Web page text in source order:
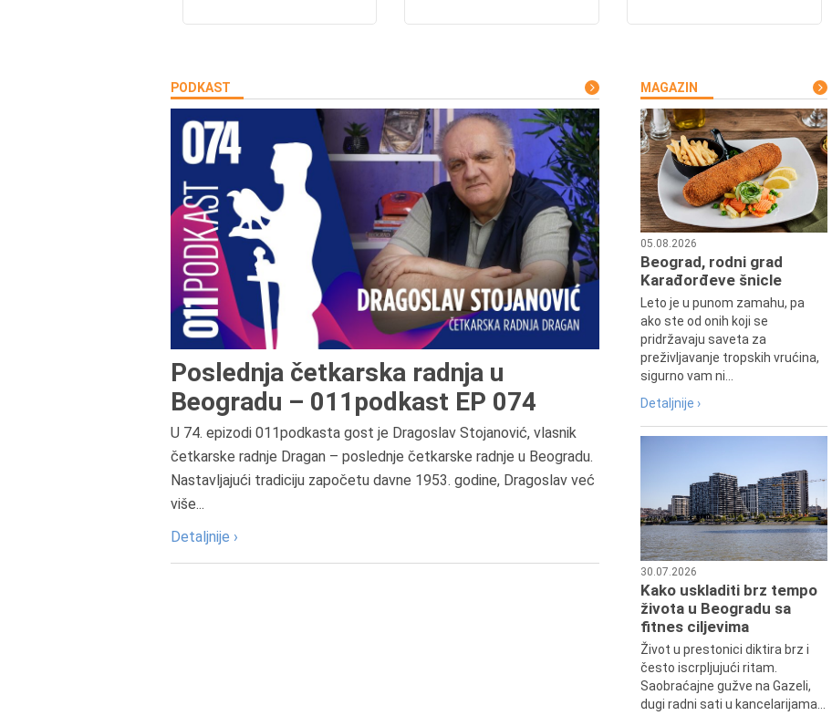
PODKAST
Poslednja četkarska radnja u
Beogradu – 011podkast EP 074
U 74. epizodi 011podkasta gost je Dragoslav Stojanović, vlasnik
četkarske radnje Dragan – poslednje četkarske radnje u Beogradu.
Nastavljajući tradiciju započetu davne 1953. godine, Dragoslav već
više...
Detaljnije ›
MAGAZIN
05.08.2026
Beograd, rodni grad
Karađorđeve šnicle
Leto je u punom zamahu, pa
ako ste od onih koji se
pridržavaju saveta za
preživljavanje tropskih vrućina,
sigurno vam ni...
Detaljnije ›
30.07.2026
Kako uskladiti brz tempo
života u Beogradu sa
fitnes ciljevima
Život u prestonici diktira brz i
često iscrpljujući ritam.
Saobraćajne gužve na Gazeli,
dugi radni sati u kancelarijama...
Dositej Obradović je došao u Srbiju i
u Beograd, gde je nastavio književni i
prosvetni rad, čime je simbolično
najavljen povratak glavnih tokova
srpske kulture južno od Save i
Dunava.